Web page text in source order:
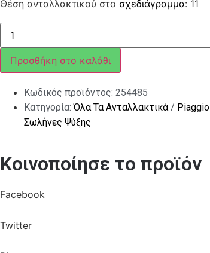
Θέση ανταλλακτικού στο σχεδιάγραμμα: 11
ΑΣΦΑΛΕΙΑ
ΜΕΓΑΛΗ
(6Χ100
MM)
ποσότητα
Προσθήκη στο καλάθι
Κωδικός προϊόντος: 254485
Κατηγορία:Όλα Τα Ανταλλακτικά/ Piaggio
Σωλήνες Ψύξης
Κοινοποίησε το προϊόν
Facebook
Twitter